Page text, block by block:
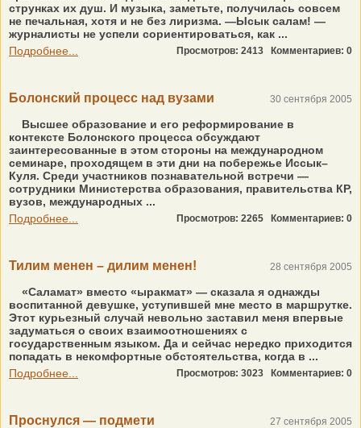
струнках их душ. И музыка, заметьте, получилась совсем
не печальная, хотя и не без лиризма. —Ысык салам! —
журналисты не успели сориентироваться, как ...
Подробнее...
Просмотров: 2413 Комментариев: 0
Болонский процесс над вузами 30 сентября 2005
Высшее образование и его реформирование в
контексте Болонского процесса обсуждают
заинтересованные в этом стороны на международном
семинаре, проходящем в эти дни на побережье Иссык–
Куля. Среди участников познавательной встречи —
сотрудники Министерства образования, правительства КР,
вузов, международных ...
Подробнее...
Просмотров: 2265 Комментариев: 0
Тилим менен – дилим менен! 28 сентября 2005
«Саламат» вместо «ыракмат» — сказала я однажды
воспитанной девушке, уступившей мне место в маршрутке.
Этот курьезный случай невольно заставил меня впервые
задуматься о своих взаимоотношениях с
государственным языком. Да и сейчас нередко приходится
попадать в некомфортные обстоятельства, когда в ...
Подробнее...
Просмотров: 3023 Комментариев: 0
Проснулся — подмети 27 сентября 2005